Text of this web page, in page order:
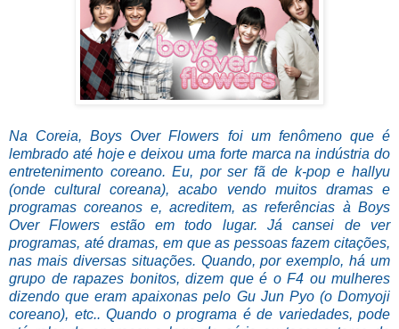
Na Coreia, Boys Over Flowers foi um fenômeno que é
lembrado até hoje e deixou uma forte marca na indústria do
entretenimento coreano. Eu, por ser fã de k-pop e hallyu
(onde cultural coreana), acabo vendo muitos dramas e
programas coreanos e, acreditem, as referências à Boys
Over Flowers estão em todo lugar. Já cansei de ver
programas, até dramas, em que as pessoas fazem citações,
nas mais diversas situações. Quando, por exemplo, há um
grupo de rapazes bonitos, dizem que é o F4 ou mulheres
dizendo que eram apaixonas pelo Gu Jun Pyo (o Domyoji
coreano), etc.. Quando o programa é de variedades, pode